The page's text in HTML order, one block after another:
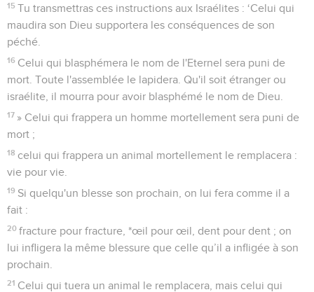
15 Tu transmettras ces instructions aux Israélites : ‘Celui qui
maudira son Dieu supportera les conséquences de son
péché.
16 Celui qui blasphémera le nom de l'Eternel sera puni de
mort. Toute l'assemblée le lapidera. Qu'il soit étranger ou
israélite, il mourra pour avoir blasphémé le nom de Dieu.
17 » Celui qui frappera un homme mortellement sera puni de
mort ;
18 celui qui frappera un animal mortellement le remplacera :
vie pour vie.
19 Si quelqu'un blesse son prochain, on lui fera comme il a
fait :
20 fracture pour fracture, *œil pour œil, dent pour dent ; on
lui infligera la même blessure que celle qu’il a infligée à son
prochain.
21 Celui qui tuera un animal le remplacera, mais celui qui